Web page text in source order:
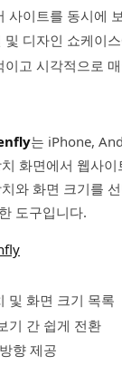
사이트를 동시에
및 디자인 쇼케이
고 시각적으로
는 iPhone,
화면에서 웹사
와 화면 크기를
도구입니다.
및 화면 크기 목록
기 간 쉽게 전환
향 제공